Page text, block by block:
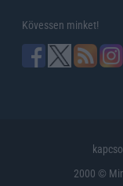
Kövessen minket!
2000 ©